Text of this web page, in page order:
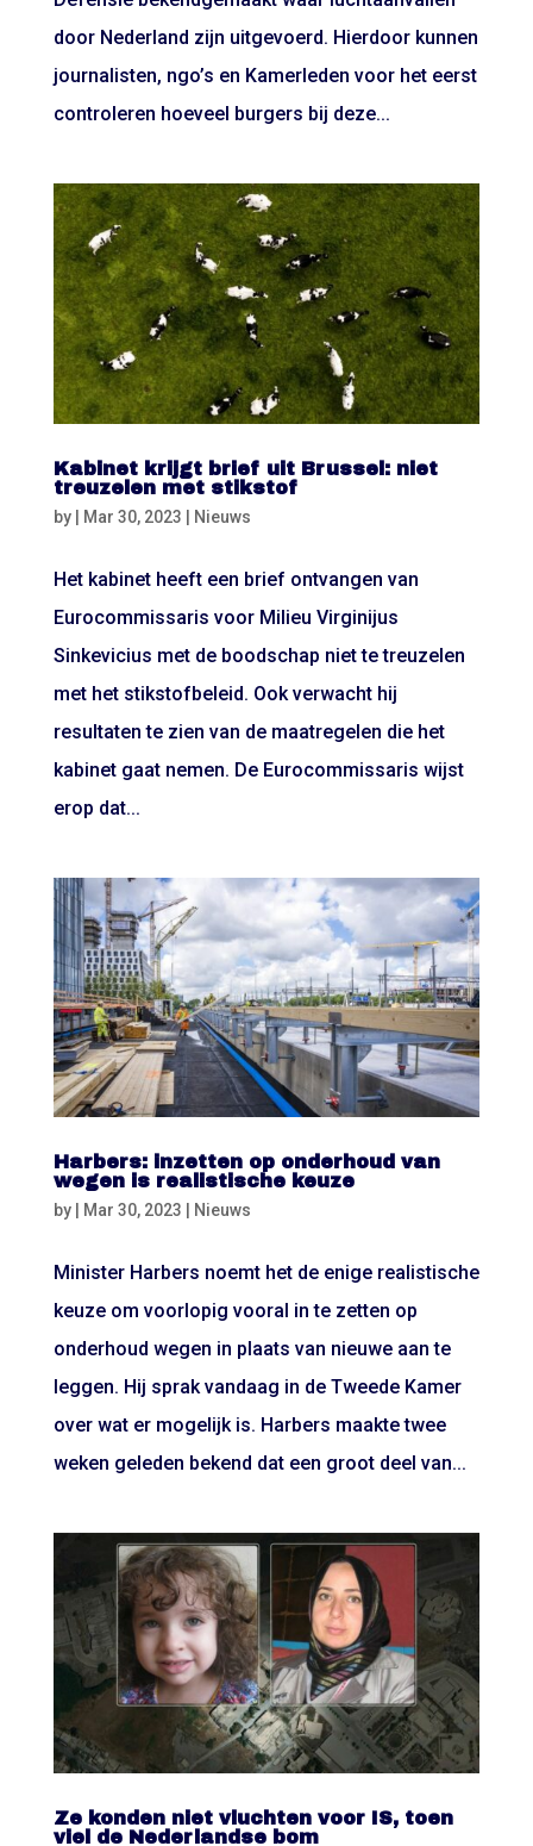
door Nederland zijn uitgevoerd. Hierdoor kunnen
journalisten, ngo’s en Kamerleden voor het eerst
controleren hoeveel burgers bij deze...
Kabinet krijgt brief uit Brussel: niet
treuzelen met stikstof
by | Mar 30, 2023 | Nieuws
Het kabinet heeft een brief ontvangen van
Eurocommissaris voor Milieu Virginijus
Sinkevicius met de boodschap niet te treuzelen
met het stikstofbeleid. Ook verwacht hij
resultaten te zien van de maatregelen die het
kabinet gaat nemen. De Eurocommissaris wijst
erop dat...
Harbers: inzetten op onderhoud van
wegen is realistische keuze
by Mar 30, 2023 Nieuws
Minister Harbers noemt het de enige realistische
keuze om voorlopig vooral in te zetten op
onderhoud wegen in plaats van nieuwe aan te
leggen. Hij sprak vandaag in de Tweede Kamer
over wat er mogelijk is. Harbers maakte twee
weken geleden bekend dat een groot deel van...
Ze konden niet vluchten voor IS, toen
viel de Nederlandse bom